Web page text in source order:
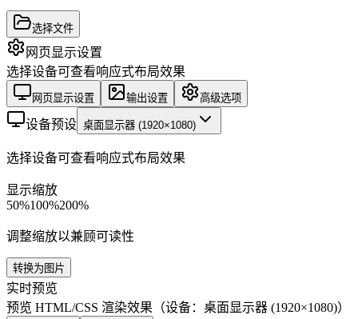
选择文件
网页显示设置
选择设备可查看响应式布局效果
网页显示设置 输出设置 高级选项
设备预设 桌面显示器 (1920×1080)
选择设备可查看响应式布局效果
显示缩放
50%100%200%
调整缩放以兼顾可读性
转换为图片
实时预览
预览 HTML/CSS 渲染效果（设备：桌面显示器 (1920×1080)）